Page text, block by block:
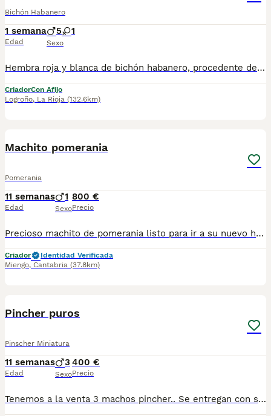
Bichón Habanero
1 semana
Edad
5 1
Sexo
Hembra roja y blanca de bichón habanero, procedente de lineas europeas. Padres aptos para la crianza. Garantías, seriedad y profesionalidad.
CriadorCon Afijo
Logroño, La Rioja (132.6km)
Machito pomerania
Pomerania
11 semanas
Edad
1
Sexo
800 €
Precio
Precioso machito de pomerania listo para ir a su nuevo hogar, se entrega vacunado y desparasitado acorde a su edad. Garantía vírica. Kit de inicio royal canin. Mas información contactar 623405567
Criador
Identidad Verificada
Miengo, Cantabria (37.8km)
Pincher puros
Pinscher Miniatura
11 semanas
Edad
3
Sexo
400 €
Precio
Tenemos a la venta 3 machos pincher.. Se entregan con sus desparásitaciones correspondientes a su edad.. También con 2 vacunas camada registrada por veterinario... Los cachorros están listos para entregar ya.. No se envían,se recogen en mano.. Estamos en cantabria..gracias